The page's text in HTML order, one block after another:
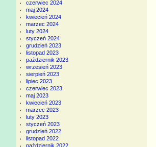
czerwiec 2024
maj 2024
kwiecień 2024
marzec 2024
luty 2024
styczeń 2024
grudzień 2023
listopad 2023
październik 2023
wrzesień 2023
sierpień 2023
lipiec 2023
czerwiec 2023
maj 2023
kwiecień 2023
marzec 2023
luty 2023
styczeń 2023
grudzień 2022
listopad 2022
październik 2022